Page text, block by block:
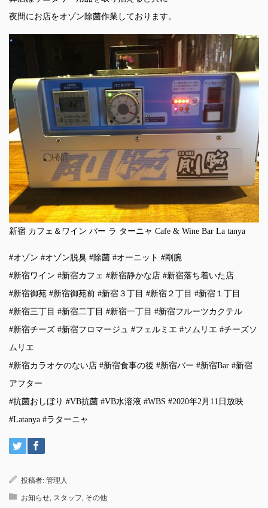
夜間にお店をオゾン除菌作業しております。
新宿 カフェ＆ワイン バー ラ ターニャ Cafe & Wine Bar La tanya
#オゾン #オゾン脱臭 #除菌 #オーニット #剛腕
#新宿ワイン #新宿カフェ #新宿静かな店 #新宿落ち着いた店
#新宿御苑 #新宿御苑前 #新宿３丁目 #新宿２丁目 #新宿１丁目
#新宿三丁目 #新宿二丁目 #新宿一丁目 #新宿フルーツカクテル
#新宿チーズ #新宿フロマージュ #フェルミエ #ソムリエ #チーズソ
ムリエ
#新宿カラオケのない店 #新宿食事の後 #新宿バー #新宿Bar #新宿
アフター
#抗菌おしぼり #VB抗菌 #VB水溶液 #WBS #2020年2月11日放映
#Latanya #ラターニャ
投稿者: 管理人
お知らせ スタッフ その他